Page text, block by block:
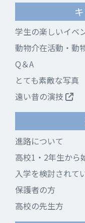
学生の楽しいイベ
動物介在活動・動
Q＆A
とても素敵な写真
遠い昔の演技
進路について
高校1・2年生から
入学を検討されて
保護者の方
高校の先生方